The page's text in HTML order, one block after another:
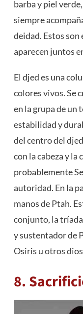
barba y piel
siempre
deidad. Estos son
aparecen juntos
El djed es una
colores vivos. Se
en la grupa de un
estabilidad y
del centro del
con la cabeza y la
probablemente
autoridad. En la
manos de Ptah.
conjunto, la
y sustentador de
Osiris u otros
8.